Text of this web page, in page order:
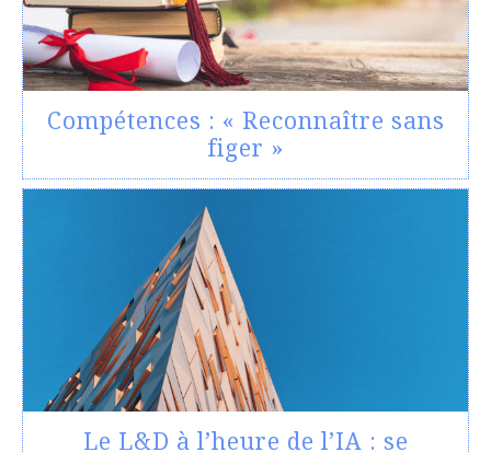
Compétences : « Reconnaître sans
figer »
Le L&D à l’heure de l’IA : se